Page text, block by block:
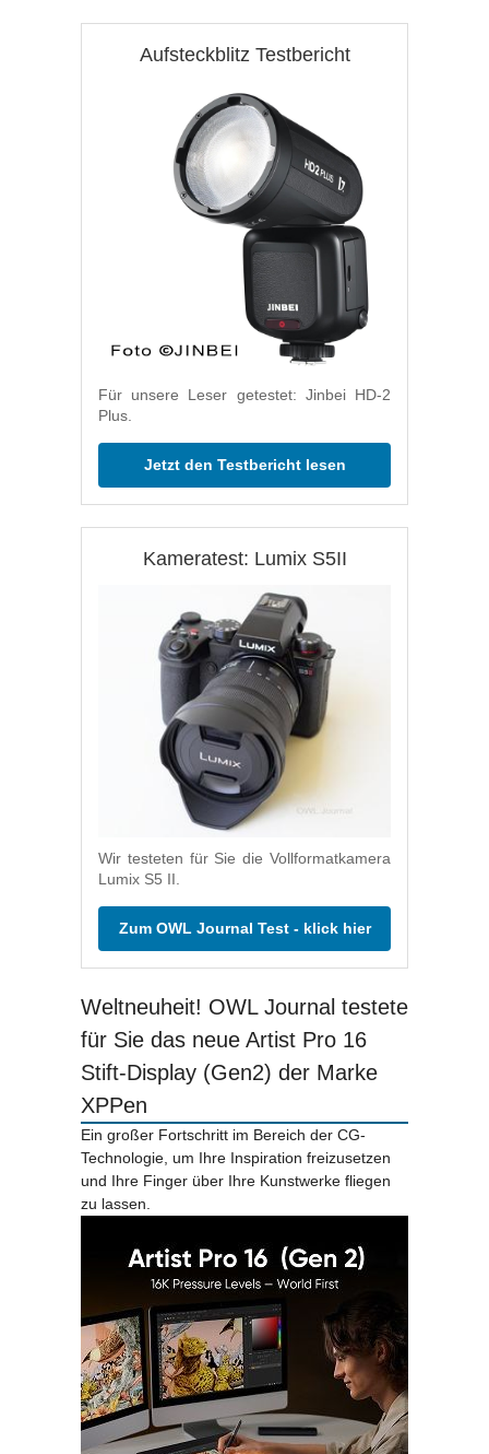
Aufsteckblitz Testbericht
Für unsere Leser getestet: Jinbei HD-2
Plus.
Jetzt den Testbericht lesen
Kameratest: Lumix S5II
Wir testeten für Sie die Vollformatkamera
Lumix S5 II.
Zum OWL Journal Test - klick hier
Weltneuheit! OWL Journal testete
für Sie das neue Artist Pro 16
Stift-Display (Gen2) der Marke
XPPen
Ein großer Fortschritt im Bereich der CG-
Technologie, um Ihre Inspiration freizusetzen
und Ihre Finger über Ihre Kunstwerke fliegen
zu lassen.